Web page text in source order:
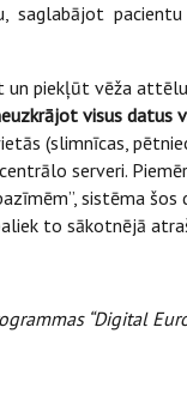
un piekļūt vēža
visus datus
(slimnīcas,
serveri.
sistēma
to sākotnējā
“Digital